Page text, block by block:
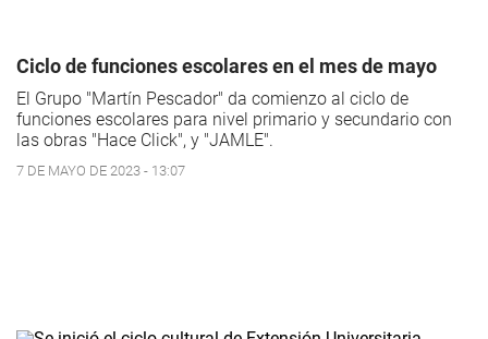
Ciclo de funciones escolares en el mes de mayo
El Grupo "Martín Pescador" da comienzo al ciclo de
funciones escolares para nivel primario y secundario con
las obras "Hace Click", y "JAMLE".
7 DE MAYO DE 2023 - 13:07